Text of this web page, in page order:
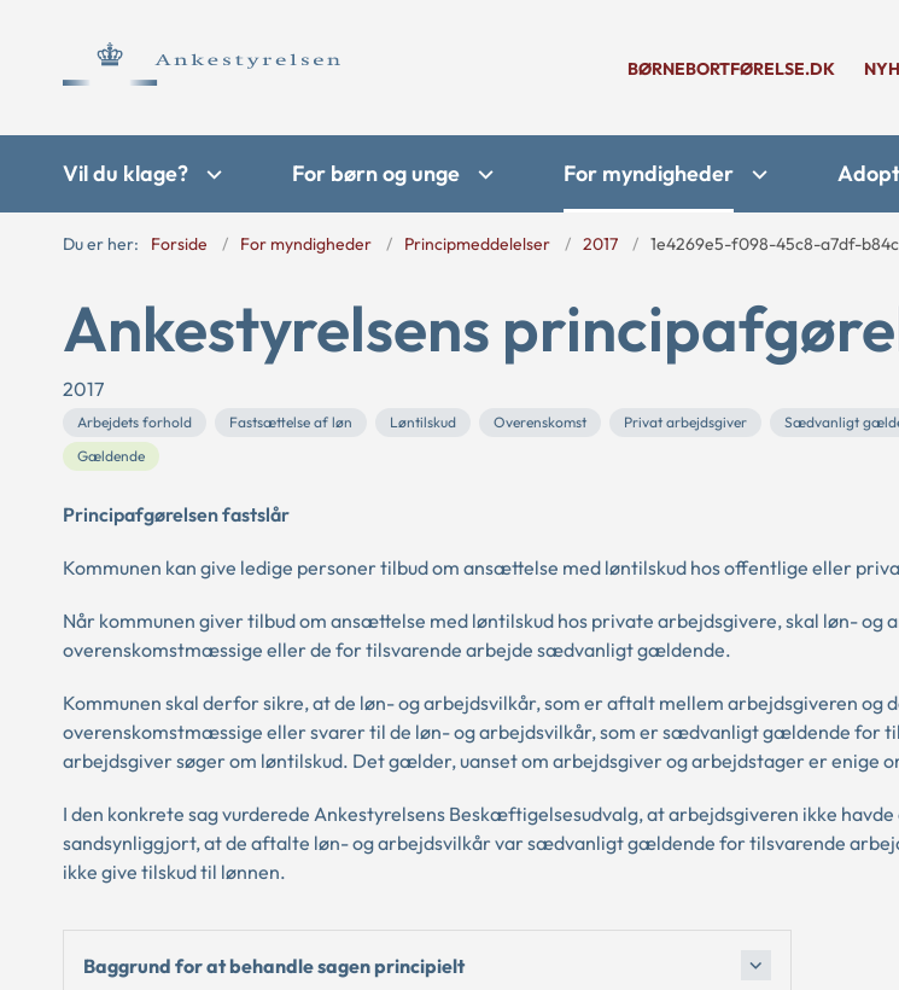
BØRNEBORTFØRELSE.DK
Vil du klage? For børn og unge For myndigheder
Du er her: Forside For myndigheder Principmeddelelser 2017 1e4269e5-f098-45c8-a7df-
Ankestyrelsens
2017
Arbejdets forhold Fastsættelse af løn Løntilskud Overenskomst Privat arbejdsgiver Sædvanligt
Gældende
Principafgørelsen fastslår
Kommunen kan give ledige personer tilbud om ansættelse med løntilskud hos offentlige eller
Når kommunen giver tilbud om ansættelse med løntilskud hos private arbejdsgivere, skal løn- og
overenskomstmæssige eller de for tilsvarende arbejde sædvanligt gældende.
Kommunen skal derfor sikre, at de løn- og arbejdsvilkår, som er aftalt mellem arbejdsgiveren og
overenskomstmæssige eller svarer til de løn- og arbejdsvilkår, som er sædvanligt gældende for
arbejdsgiver søger om løntilskud. Det gælder, uanset om arbejdsgiver og arbejdstager er enige
I den konkrete sag vurderede Ankestyrelsens Beskæftigelsesudvalg, at arbejdsgiveren ikke
sandsynliggjort, at de aftalte løn- og arbejdsvilkår var sædvanligt gældende for tilsvarende
ikke give tilskud til lønnen.
Baggrund for at behandle sagen principielt